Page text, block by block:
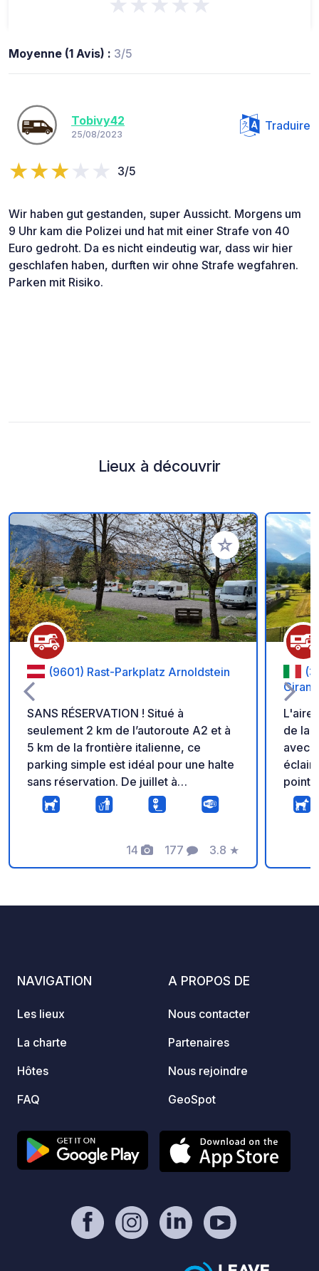
Moyenne (1 Avis) : 3/5
Tobivy42
25/08/2023
Traduire
3/5
Wir haben gut gestanden, super Aussicht. Morgens um
9 Uhr kam die Polizei und hat mit einer Strafe von 40
Euro gedroht. Da es nicht eindeutig war, dass wir hier
geschlafen haben, durften wir ohne Strafe wegfahren.
Parken mit Risiko.
Lieux à découvrir
Ajouter à vos
(9601) Rast-Parkplatz Arnoldstein
SANS RÉSERVATION ! Situé à
seulement 2 km de l’autoroute A2 et à
5 km de la frontière italienne, ce
parking simple est idéal pour une halte
sans réservation. De juillet à
septembre : 18 € par véhicule,
électricité en supplément. Wi-Fi gratuit,
vidéosurveillance sont à votre
disposition. Enregistrement en ligne sur
de santé sont situés à proximité
d’Arnoldstein.
14
Photos
177
Commentaires
3.8
Note
★
L'aire
de la
avec
NAVIGATION
Les lieux
La charte
Hôtes
FAQ
A PROPOS DE
Nous contacter
Partenaires
Nous rejoindre
GeoSpot